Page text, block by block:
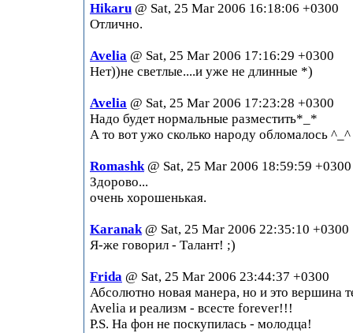
Hikaru @ Sat, 25 Mar 2006 16:18:06 +0300
Отлично.
Avelia @ Sat, 25 Mar 2006 17:16:29 +0300
Нет))не светлые....и уже не длинные *)
Avelia @ Sat, 25 Mar 2006 17:23:28 +0300
Надо будет нормальные разместить*_*
А то вот ужо сколько народу обломалось ^_^
Romashk @ Sat, 25 Mar 2006 18:59:59 +0300
Здорово...
очень хорошенькая.
Karanak @ Sat, 25 Mar 2006 22:35:10 +0300
Я-же говорил - Талант! ;)
Frida @ Sat, 25 Mar 2006 23:44:37 +0300
Абсолютно новая манера, но и это вершина
Avelia и реализм - всесте forever!!!
P.S. На фон не поскупилась - молодца!